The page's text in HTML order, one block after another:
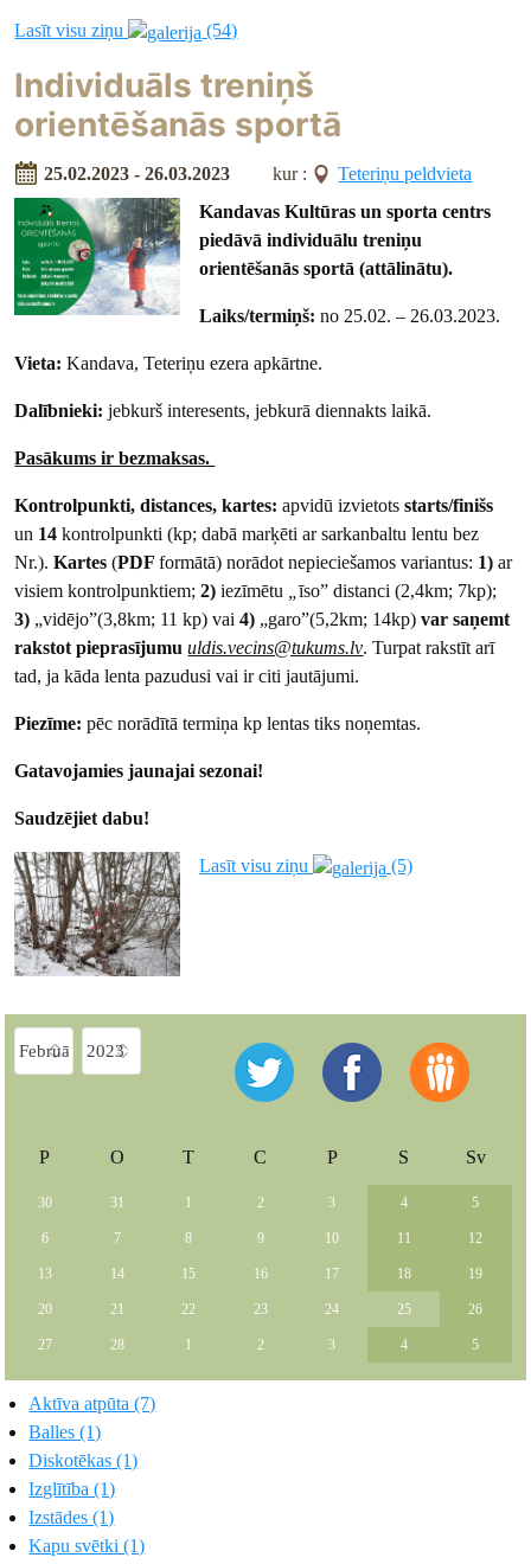
Lasīt visu ziņu (54)
Individuāls treniņš
orientēšanās sportā
25.02.2023 - 26.03.2023 kur :
Teteriņu peldvieta
Kandavas Kultūras un sporta centrs
piedāvāindividuālu treniņu
orientēšanās sportā (attālinātu).
Laiks/termiņš:no 25.02. – 26.03.2023.
Vieta: Kandava, Teteriņu ezera apkārtne.
Dalībnieki: jebkurš interesents, jebkurā diennakts laikā.
Pasākums ir bezmaksas.
Kontrolpunkti, distances, kartes:apvidū izvietotsstarts/finišs
un 14kontrolpunkti (kp; dabā marķēti ar sarkanbaltu lentu bez
Nr.).Kartes(PDFformātā) norādot nepieciešamos variantus: 1)ar
visiem kontrolpunktiem;2) iezīmētu „īso” distanci (2,4km; 7kp);
3) „vidējo”(3,8km; 11 kp) vai4) „garo”(5,2km; 14kp)var saņemt
rakstot pieprasījumuuldis.vecins@tukums.lv. Turpat rakstīt arī
tad, ja kāda lenta pazudusi vai ir citi jautājumi.
Piezīme: pēc norādītā termiņa kp lentas tiks noņemtas.
Gatavojamies jaunajai sezonai!
Saudzējiet dabu!
Lasīt visu ziņu (5)
P O T C P S Sv
30 31 1 2 3 4 5
6 7 8 9 10 11 12
13 14 15 16 17 18 19
20 21 22 23 24 25 26
27 28 1 2 3 4 5
Aktīva atpūta (7)
Balles (1)
Diskotēkas (1)
Izglītība (1)
Izstādes (1)
Kapu svētki (1)